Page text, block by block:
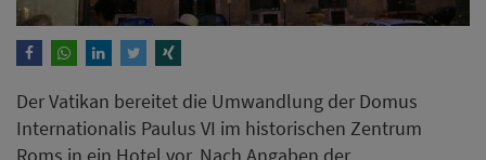
Der Vatikan bereitet die Umwandlung der Domus
Internationalis Paulus VI im historischen Zentrum